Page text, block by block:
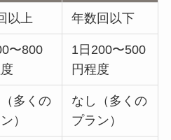
以上 年数回以下
〜800
1日200〜500
円程度
多くの
）
なし（多くの
プラン）